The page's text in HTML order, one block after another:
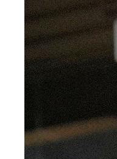
Home
Stellenangebote